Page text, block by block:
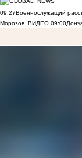
09:27Военнослужащий
Морозов ВИДЕО 09:00